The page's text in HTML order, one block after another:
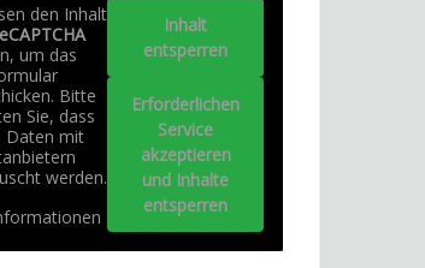
den Inhalt
um das
Bitte
Sie, dass
Daten mit
werden.
Inhalt
entsperren
Erforderlichen
Service
akzeptieren
und Inhalte
entsperren